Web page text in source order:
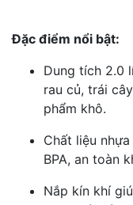
Đặc điểm nổi bật:
Dung tích 2.0
rau củ, trái
phẩm khô.
Chất liệu
BPA, an toàn
Nắp kín khí